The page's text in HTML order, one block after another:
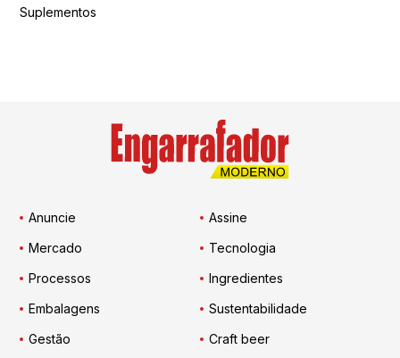
Suplementos
Anuncie
Assine
Mercado
Tecnologia
Processos
Ingredientes
Embalagens
Sustentabilidade
Gestão
Craft beer